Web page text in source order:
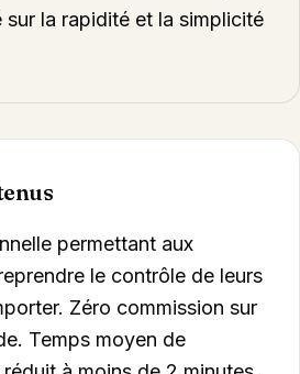
sur la rapidité et la simplicité
permettant aux
le contrôle de leurs
Zéro commission sur
Temps moyen de